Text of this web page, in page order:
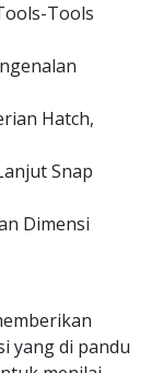
Tools
Hatch,
Snap
Dimensi
yang di pandu